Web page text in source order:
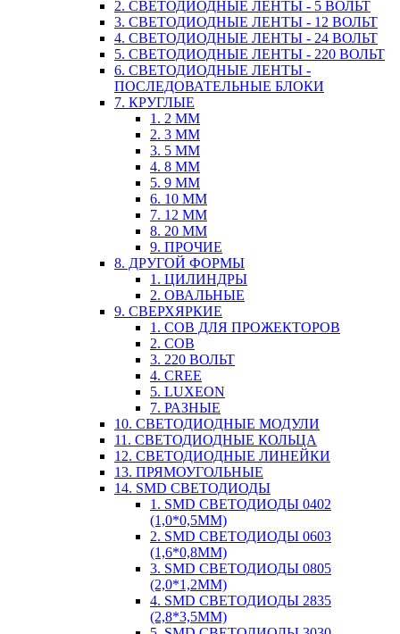
2. СВЕТОДИОДНЫЕ ЛЕНТЫ - 5 ВОЛЬТ
3. СВЕТОДИОДНЫЕ ЛЕНТЫ - 12 ВОЛЬТ
4. СВЕТОДИОДНЫЕ ЛЕНТЫ - 24 ВОЛЬТ
5. СВЕТОДИОДНЫЕ ЛЕНТЫ - 220 ВОЛЬТ
6. СВЕТОДИОДНЫЕ ЛЕНТЫ -
ПОСЛЕДОВАТЕЛЬНЫЕ БЛОКИ
7. КРУГЛЫЕ
1. 2 ММ
2. 3 ММ
3. 5 ММ
4. 8 ММ
5. 9 ММ
6. 10 ММ
7. 12 ММ
8. 20 ММ
9. ПРОЧИЕ
8. ДРУГОЙ ФОРМЫ
1. ЦИЛИНДРЫ
2. ОВАЛЬНЫЕ
9. СВЕРХЯРКИЕ
1. COB ДЛЯ ПРОЖЕКТОРОВ
2. COB
3. 220 ВОЛЬТ
4. CREE
5. LUXEON
7. РАЗНЫЕ
10. СВЕТОДИОДНЫЕ МОДУЛИ
11. СВЕТОДИОДНЫЕ КОЛЬЦА
12. СВЕТОДИОДНЫЕ ЛИНЕЙКИ
13. ПРЯМОУГОЛЬНЫЕ
14. SMD СВЕТОДИОДЫ
1. SMD СВЕТОДИОДЫ 0402
(1,0*0,5ММ)
2. SMD СВЕТОДИОДЫ 0603
(1,6*0,8ММ)
3. SMD СВЕТОДИОДЫ 0805
(2,0*1,2ММ)
4. SMD СВЕТОДИОДЫ 2835
(2,8*3,5ММ)